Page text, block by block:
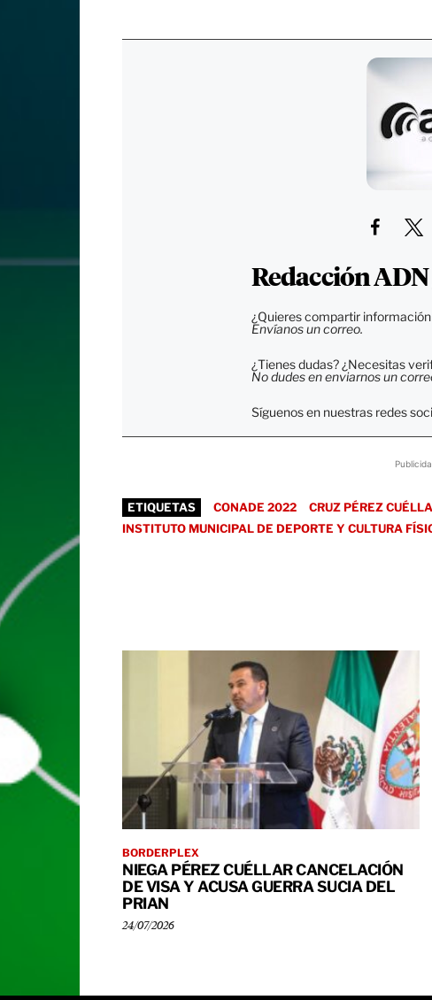
Redacción
¿Quieres compartir
Envíanos un correo.
¿Tienes dudas? ¿Necesitas
No dudes en enviarnos un
Síguenos en nuestras redes
ETIQUETAS CONADE 2022
CRUZ PÉREZ
INSTITUTO MUNICIPAL DE DEPORTE Y CULTURA
BORDERPLEX
NIEGA PÉREZ CUÉLLAR CANCELACIÓN
DE VISA Y ACUSA GUERRA SUCIA DEL
PRIAN
24/07/2026